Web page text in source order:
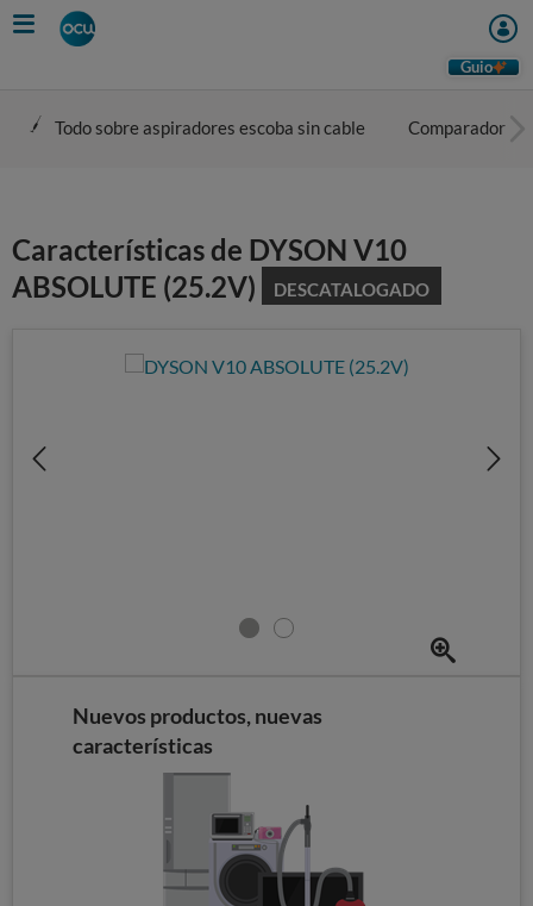
Skip
to
Guio
Todo sobre aspiradores escoba sin cable Comparador
Características de DYSON V10
ABSOLUTE (25.2V)
DESCATALOGADO
Nuevos productos, nuevas
características